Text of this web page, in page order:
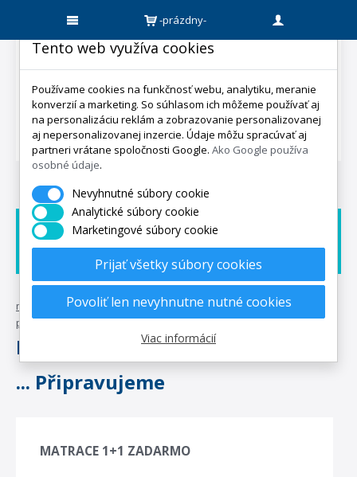
-prázdny-
Doprava zadarmo
Dárek zadarmo
Expedicia do 5 dní
mpo-matrace.sk • posteľné textílie•obývacia izba• polštářky a
povlaky•polštářky•micro
Micro
... Připravujeme
MATRACE 1+1 ZADARMO
Tento web využíva cookies
Používame cookies na funkčnosť webu, analytiku, meranie
konverzií a marketing. So súhlasom ich môžeme používať aj
na personalizáciu reklám a zobrazovanie personalizovanej
aj nepersonalizovanej inzercie. Údaje môžu spracúvať aj
partneri vrátane spoločnosti Google. Ako Google používa
osobné údaje.
Nevyhnutné súbory cookie
Analytické súbory cookie
Marketingové súbory cookie
Prijať všetky súbory cookies
Povoliť len nevyhnutne nutné cookies
Viac informácií